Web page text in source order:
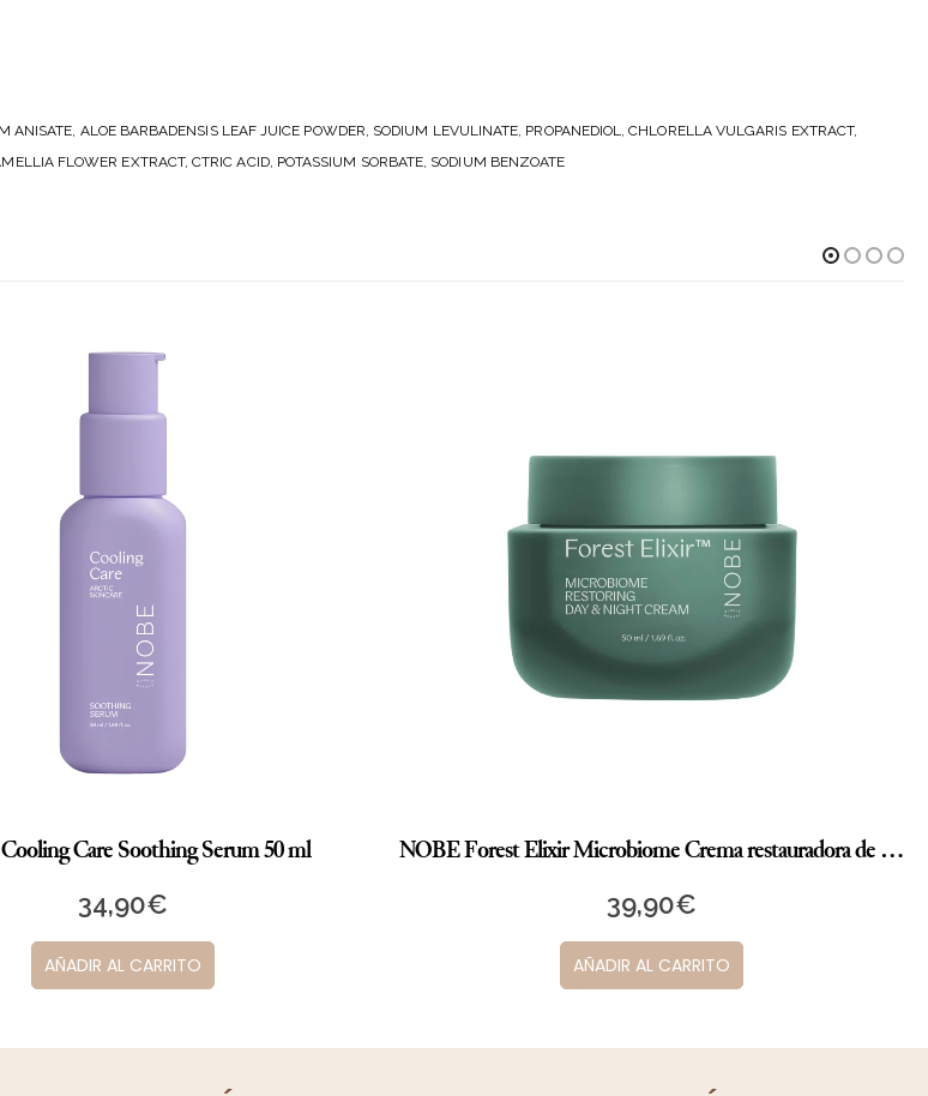
ALOE BARBADENSIS LEAF JUICE POWDER, SODIUM LEVULINATE, PROPANEDIOL, CHLORELLA VULGARIS EXTRACT,
FLOWER EXTRACT, CTRIC ACID, POTASSIUM SORBATE, SODIUM BENZOATE
39,90€
AÑADIR AL CARRITO
BOLA MY SECRET CHERRY (Negra)
21,00€
AÑADIR AL CARRITO